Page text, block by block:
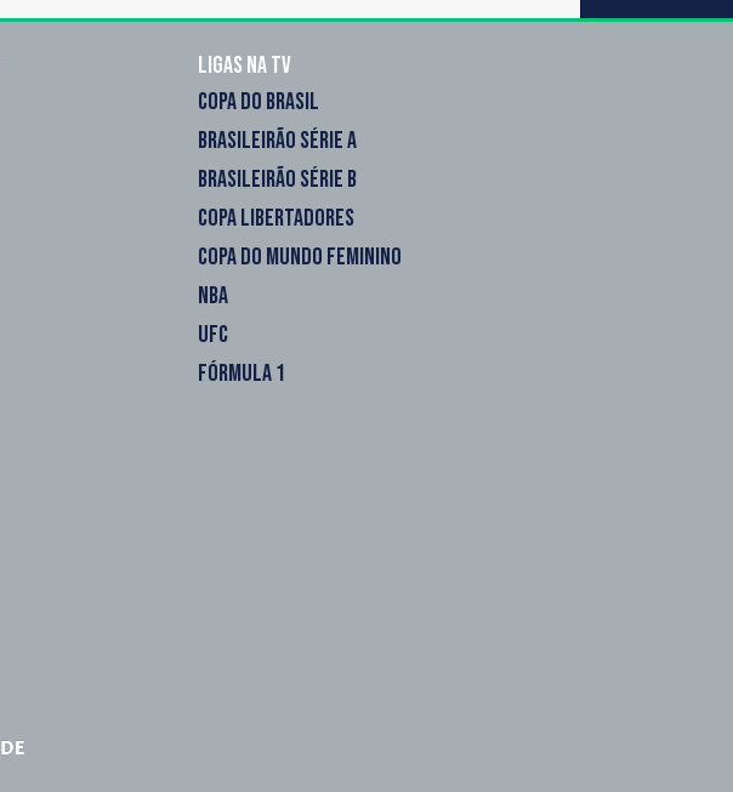
Ligas na TV
COPA DO BRASIL
BRASILEIRÃO SÉRIE A
BRASILEIRÃO SÉRIE B
COPA LIBERTADORES
COPA DO MUNDO FEMININO
NBA
UFC
FÓRMULA 1